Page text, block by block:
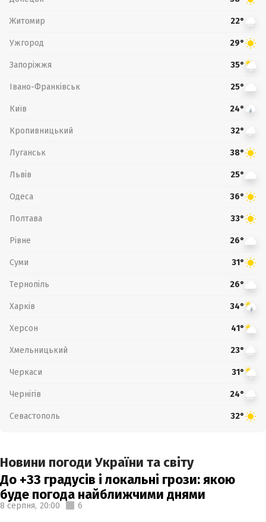
Житомир 22°
Ужгород 29°
Запоріжжя 35°
Івано-Франківськ 25°
Київ 24°
Кропивницький 32°
Луганськ 38°
Львів 25°
Одеса 36°
Полтава 33°
Рівне 26°
Суми 31°
Тернопіль 26°
Харків 34°
Херсон 41°
Хмельницький 23°
Черкаси 31°
Чернігів 24°
Севастополь 32°
Новини погоди України та світу
До +33 градусів і локальні грози: якою
буде погода найближчими днями
8 серпня, 20:00 6